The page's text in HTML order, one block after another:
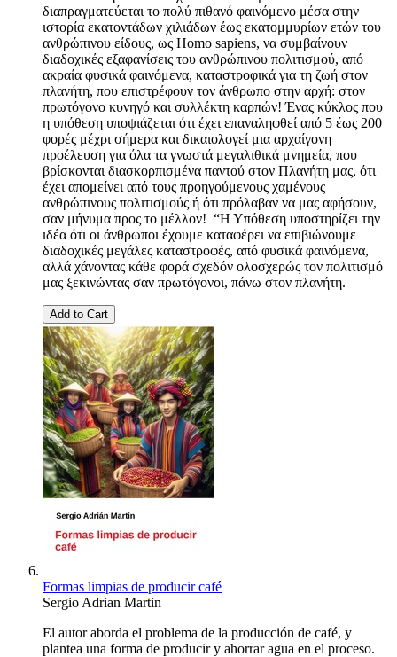
διαπραγματεύεται το πολύ πιθανό φαινόμενο μέσα στην
ιστορία εκατοντάδων χιλιάδων έως εκατομμυρίων ετών του
ανθρώπινου είδους, ως Homo sapiens, να συμβαίνουν
διαδοχικές εξαφανίσεις του ανθρώπινου πολιτισμού, από
ακραία φυσικά φαινόμενα, καταστροφικά για τη ζωή στον
πλανήτη, που επιστρέφουν τον άνθρωπο στην αρχή: στον
πρωτόγονο κυνηγό και συλλέκτη καρπών! Ένας κύκλος που
η υπόθεση υποψιάζεται ότι έχει επαναληφθεί από 5 έως 200
φορές μέχρι σήμερα και δικαιολογεί μια αρχαίγονη
προέλευση για όλα τα γνωστά μεγαλιθικά μνημεία, που
βρίσκονται διασκορπισμένα παντού στον Πλανήτη μας, ότι
έχει απομείνει από τους προηγούμενους χαμένους
ανθρώπινους πολιτισμούς ή ότι πρόλαβαν να μας αφήσουν,
σαν μήνυμα προς το μέλλον! “Η Υπόθεση υποστηρίζει την
ιδέα ότι οι άνθρωποι έχουμε καταφέρει να επιβιώνουμε
διαδοχικές μεγάλες καταστροφές, από φυσικά φαινόμενα,
αλλά χάνοντας κάθε φορά σχεδόν ολοσχερώς τον πολιτισμό
μας ξεκινώντας σαν πρωτόγονοι, πάνω στον πλανήτη.
Add to Cart
Formas limpias de producir café
Sergio Adrian Martin
El autor aborda el problema de la producción de café, y
plantea una forma de producir y ahorrar agua en el proceso.